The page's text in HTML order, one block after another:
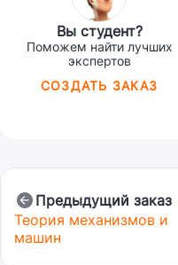
Вы студент?
Поможем найти лучших
экспертов
СОЗДАТЬ ЗАКАЗ
Предыдущий заказ
Теория механизмов и
машин